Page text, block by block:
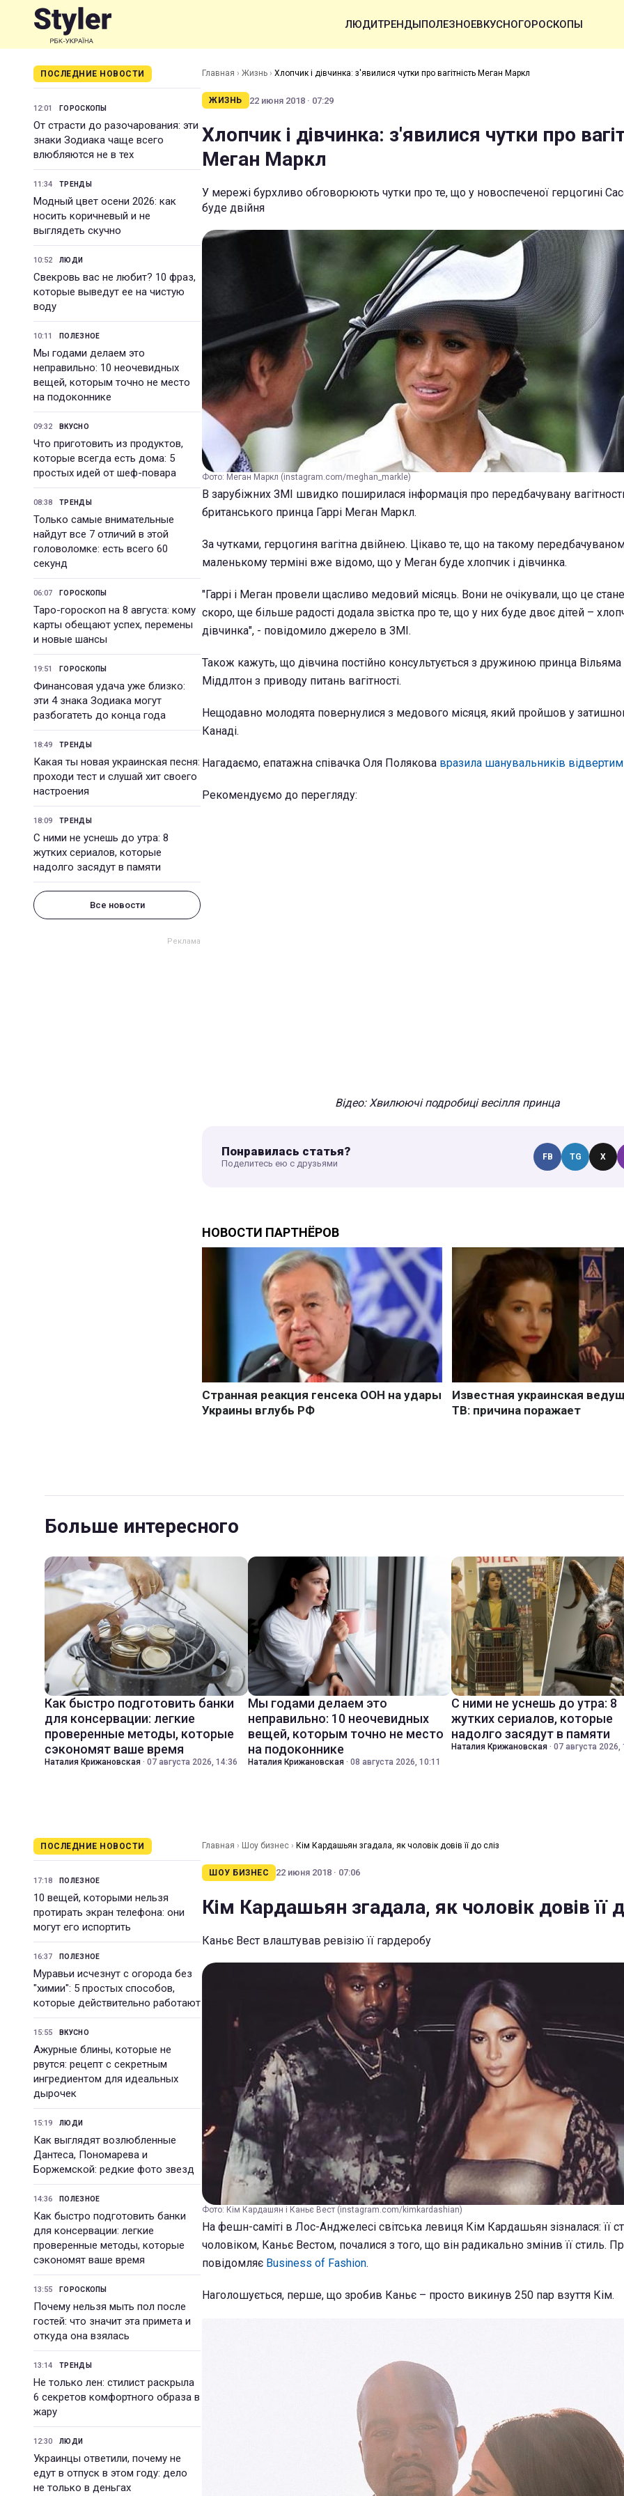
ЛЮДИТРЕНДЫПОЛЕЗНОЕВКУСНОГОРОСКОПЫ
ПОСЛЕДНИЕ НОВОСТИ
12:01 ГОРОСКОПЫ
От страсти до разочарования: эти
знаки Зодиака чаще всего
влюбляются не в тех
11:34 ТРЕНДЫ
Модный цвет осени 2026: как
носить коричневый и не
выглядеть скучно
10:52 ЛЮДИ
Свекровь вас не любит? 10 фраз,
которые выведут ее на чистую
воду
10:11 ПОЛЕЗНОЕ
Мы годами делаем это
неправильно: 10 неочевидных
вещей, которым точно не место
на подоконнике
09:32 ВКУСНО
Что приготовить из продуктов,
которые всегда есть дома: 5
простых идей от шеф-повара
08:38 ТРЕНДЫ
Только самые внимательные
найдут все 7 отличий в этой
головоломке: есть всего 60
секунд
06:07 ГОРОСКОПЫ
Таро-гороскоп на 8 августа: кому
карты обещают успех, перемены
и новые шансы
19:51 ГОРОСКОПЫ
Финансовая удача уже близко:
эти 4 знака Зодиака могут
разбогатеть до конца года
18:49 ТРЕНДЫ
Какая ты новая украинская песня:
проходи тест и слушай хит своего
настроения
18:09 ТРЕНДЫ
С ними не уснешь до утра: 8
жутких сериалов, которые
надолго засядут в памяти
Все новости
Главная › Жизнь › Хлопчик і дівчинка: з'явилися чутки про вагітність Меган Маркл
ЖИЗНЬ 22 июня 2018 · 07:29
Хлопчик і дівчинка: з'явилися чутки про
Меган Маркл
У мережі бурхливо обговорюють чутки про те, що у новоспеченої герцогині
буде двійня
Фото: Меган Маркл (instagram.com/meghan_markle)
В зарубіжних ЗМІ швидко поширилася інформація про передбачувану
британського принца Гаррі Меган Маркл.
За чутками, герцогиня вагітна двійнею. Цікаво те, що на такому
маленькому терміні вже відомо, що у Меган буде хлопчик і дівчинка.
"Гаррі і Меган провели щасливо медовий місяць. Вони не очікували, що це
скоро, ще більше радості додала звістка про те, що у них буде двоє дітей –
дівчинка", - повідомило джерело в ЗМІ.
Також кажуть, що дівчина постійно консультується з дружиною принца
Міддлтон з приводу питань вагітності.
Нещодавно молодята повернулися з медового місяця, який пройшов у
Канаді.
Нагадаємо, епатажна співачка Оля Полякова вразила шанувальників
Рекомендуємо до перегляду:
Відео: Хвилюючі подробиці весілля принца
Понравилась статья?
Поделитесь ею с друзьями
FB TG X
Больше интересного
Как быстро подготовить банки
для консервации: легкие
проверенные методы, которые
сэкономят ваше время
Наталия Крижановская · 07 августа 2026, 14:36
Мы годами делаем это
неправильно: 10 неочевидных
вещей, которым точно не место
на подоконнике
Наталия Крижановская · 08 августа 2026, 10:11
С ними не уснешь до утра: 8
жутких сериалов, которые
надолго засядут в памяти
Наталия Крижановская · 07 августа 2026,
ПОСЛЕДНИЕ НОВОСТИ
17:18 ПОЛЕЗНОЕ
10 вещей, которыми нельзя
протирать экран телефона: они
могут его испортить
16:37 ПОЛЕЗНОЕ
Муравьи исчезнут с огорода без
"химии": 5 простых способов,
которые действительно работают
15:55 ВКУСНО
Ажурные блины, которые не
рвутся: рецепт с секретным
ингредиентом для идеальных
дырочек
15:19 ЛЮДИ
Как выглядят возлюбленные
Дантеса, Пономарева и
Боржемской: редкие фото звезд
14:36 ПОЛЕЗНОЕ
Как быстро подготовить банки
для консервации: легкие
проверенные методы, которые
сэкономят ваше время
13:55 ГОРОСКОПЫ
Почему нельзя мыть пол после
гостей: что значит эта примета и
откуда она взялась
13:14 ТРЕНДЫ
Не только лен: стилист раскрыла
6 секретов комфортного образа в
жару
12:30 ЛЮДИ
Украинцы ответили, почему не
едут в отпуск в этом году: дело
не только в деньгах
Главная › Шоу бизнес › Кім Кардашьян згадала, як чоловік довів її до сліз
ШОУ БИЗНЕС 22 июня 2018 · 07:06
Кім Кардашьян згадала, як чоловік довів її
Каньє Вест влаштував ревізію її гардеробу
Фото: Кім Кардашян і Каньє Вест (instagram.com/kimkardashian)
На фешн-саміті в Лос-Анджелесі світська левиця Кім Кардашьян зізналася: її
чоловіком, Каньє Вестом, почалися з того, що він радикально змінив її стиль.
повідомляє Business of Fashion.
Наголошується, перше, що зробив Каньє – просто викинув 250 пар взуття Кім.